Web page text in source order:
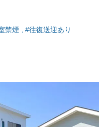
禁煙
#往復送迎あり